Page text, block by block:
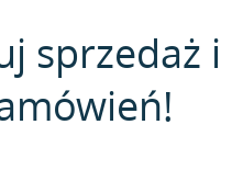
sprzedaż i